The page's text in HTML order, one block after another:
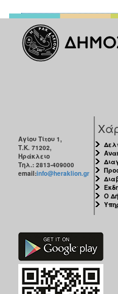
Αγίου Τίτου 1,
Τ.Κ. 71202,
Ηράκλειο
Τηλ.: 2813-409000
email:info@heraklion.gr
Ο